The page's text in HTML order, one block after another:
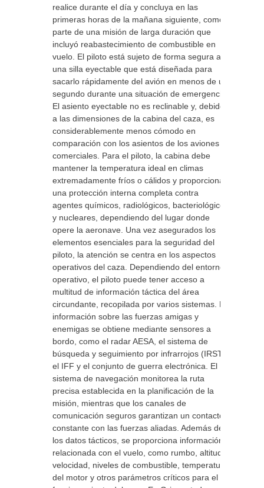
realice durante el día y concluya en las
primeras horas de la mañana siguiente, como
parte de una misión de larga duración que
incluyó reabastecimiento de combustible en
vuelo. El piloto está sujeto de forma segura a
una silla eyectable que está diseñada para
sacarlo rápidamente del avión en menos de un
segundo durante una situación de emergencia.
El asiento eyectable no es reclinable y, debido
a las dimensiones de la cabina del caza, es
considerablemente menos cómodo en
comparación con los asientos de los aviones
comerciales. Para el piloto, la cabina debe
mantener la temperatura ideal en climas
extremadamente fríos o cálidos y proporcionar
una protección interna completa contra
agentes químicos, radiológicos, bacteriológicos
y nucleares, dependiendo del lugar donde
opere la aeronave. Una vez asegurados los
elementos esenciales para la seguridad del
piloto, la atención se centra en los aspectos
operativos del caza. Dependiendo del entorno
operativo, el piloto puede tener acceso a
multitud de información táctica del área
circundante, recopilada por varios sistemas. La
información sobre las fuerzas amigas y
enemigas se obtiene mediante sensores a
bordo, como el radar AESA, el sistema de
búsqueda y seguimiento por infrarrojos (IRST),
el IFF y el conjunto de guerra electrónica. El
sistema de navegación monitorea la ruta
precisa establecida en la planificación de la
misión, mientras que los canales de
comunicación seguros garantizan un contacto
constante con las fuerzas aliadas. Además de
los datos tácticos, se proporciona información
relacionada con el vuelo, como rumbo, altitud,
velocidad, niveles de combustible, temperatura
del motor y otros parámetros críticos para el